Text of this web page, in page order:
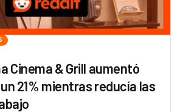
Cinema & Grill aumentó
21% mientras reducía las